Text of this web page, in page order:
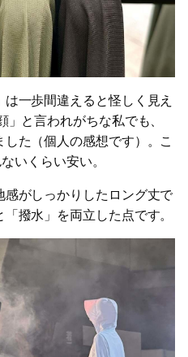
一歩間違えると怪しく見え
と言われがちな私でも、
た（個人の感想です）。こ
いくらい安い。
がしっかりしたロング丈で
撥水」を両立した点です。